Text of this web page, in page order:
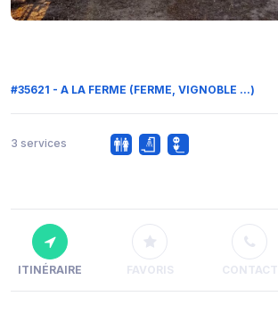
#35621 - A LA FERME (FERME, VIGNOBLE ...)
3 services
ITINÉRAIRE FAVORIS CONTACT